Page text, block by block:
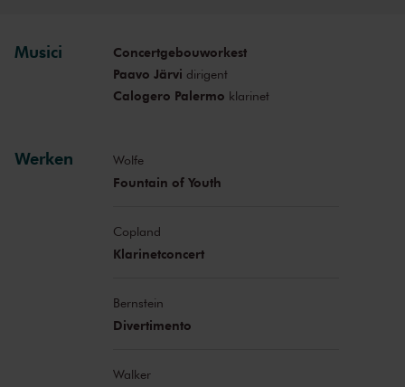
Musici
Concertgebouworkest
Paavo Järvi dirigent
Calogero Palermo klarinet
Werken Wolfe
Fountain of Youth
Copland
Klarinetconcert
Bernstein
Divertimento
Walker